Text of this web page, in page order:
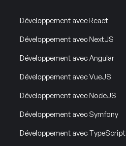
Développement avec React
Développement avec NextJS
Développement avec Angular
Développement avec VueJS
Développement avec NodeJS
Développement avec Symfony
Développement avec TypeScript